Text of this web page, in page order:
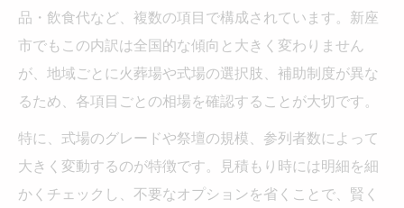
品・飲食代など、複数の項目で構成されています。新座
市でもこの内訳は全国的な傾向と大きく変わりません
が、地域ごとに火葬場や式場の選択肢、補助制度が異な
るため、各項目ごとの相場を確認することが大切です。
特に、式場のグレードや祭壇の規模、参列者数によって
大きく変動するのが特徴です。見積もり時には明細を細
かくチェックし、不要なオプションを省くことで、賢く